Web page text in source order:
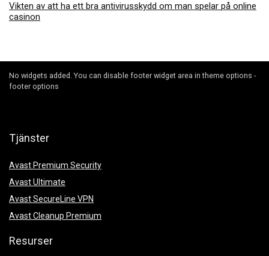
Vikten av att ha ett bra antivirusskydd om man spelar på online
casinon
No widgets added. You can disable footer widget area in theme options -
footer options
Tjänster
Avast Premium Security
Avast Ultimate
Avast SecureLine VPN
Avast Cleanup Premium
Resurser